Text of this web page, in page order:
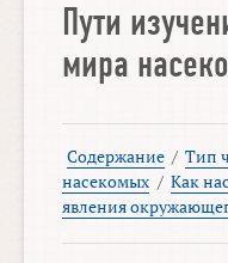
Пути
мира
Содержание / Тип
насекомых / Как
явления